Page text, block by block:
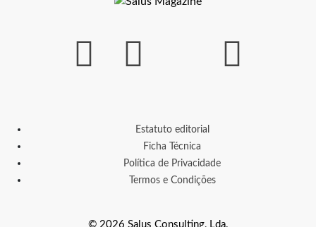
Estatuto editorial
Ficha Técnica
Política de Privacidade
Termos e Condições
© 2026 Salus Consulting, Lda.